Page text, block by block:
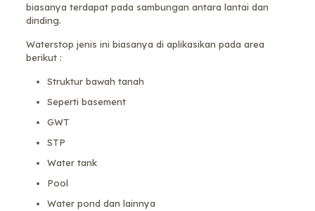
biasanya terdapat pada sambungan antara lantai dan
dinding.
Waterstop jenis ini biasanya di aplikasikan pada area
berikut :
Struktur bawah tanah
Seperti basement
GWT
STP
Water tank
Pool
Water pond dan lainnya